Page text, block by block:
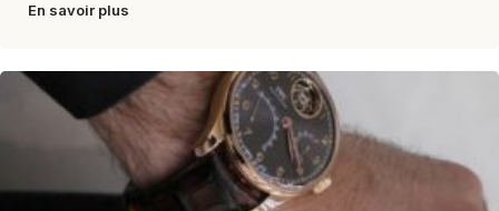
En savoir plus